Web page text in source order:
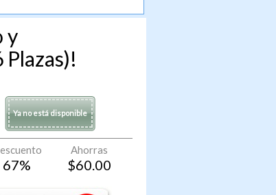
y
Ya no está disponible
67%
Ahorras
$60.00